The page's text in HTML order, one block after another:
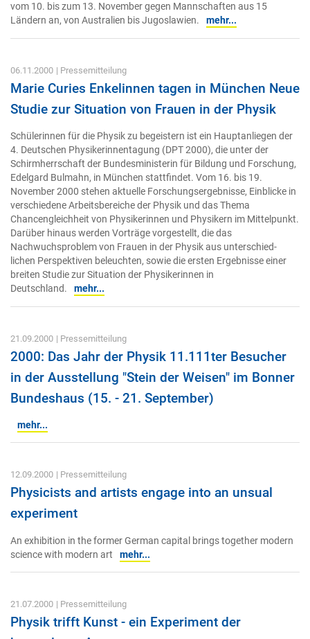
vom 10. bis zum 13. November gegen Mannschaften aus 15
Ländern an, von Australien bis Jugoslawien.
mehr...
06.11.2000 | Pressemitteilung
Marie Curies Enkelinnen tagen in München Neue
Studie zur Situation von Frauen in der Physik
Schülerinnen für die Physik zu begeistern ist ein Hauptanliegen der
4. Deutschen Physikerinnentagung (DPT 2000), die unter der
Schirmherrschaft der Bundesministerin für Bildung und Forschung,
Edelgard Bulmahn, in München stattfindet. Vom 16. bis 19.
November 2000 stehen aktuelle Forschungsergebnisse, Einblicke in
verschiedene Arbeitsbereiche der Physik und das Thema
Chancengleichheit von Physikerinnen und Physikern im Mittelpunkt.
Darüber hinaus werden Vorträge vorgestellt, die das
Nachwuchsproblem von Frauen in der Physik aus unterschied-
lichen Perspektiven beleuchten, sowie die ersten Ergebnisse einer
breiten Studie zur Situation der Physikerinnen in
Deutschland.
mehr...
21.09.2000 | Pressemitteilung
2000: Das Jahr der Physik 11.111ter Besucher
in der Ausstellung "Stein der Weisen" im Bonner
Bundeshaus (15. - 21. September)
mehr...
12.09.2000 | Pressemitteilung
Physicists and artists engage into an unsual
experiment
An exhibition in the former German capital brings together modern
science with modern art
mehr...
21.07.2000 | Pressemitteilung
Physik trifft Kunst - ein Experiment der